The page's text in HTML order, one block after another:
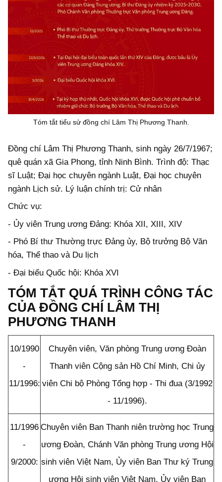
Tóm tắt tiểu sử đồng chí Lâm Thị Phương Thanh.
Đồng chí Lâm Thị Phương Thanh, sinh ngày 26/7/1967;
quê quán xã Gia Phong, tỉnh Ninh Bình. Trình độ: Thạc
sĩ Luật; Đại học chuyên ngành Luật, Đại học chuyên
ngành Lịch sử. Lý luận chính trị: Cử nhân
Chức vụ:
- Ủy viên Trung ương Đảng: Khóa XII, XIII, XIV
- Phó Bí thư Thường trực Đảng ủy, Bộ trưởng Bộ Văn
hóa, Thể thao và Du lịch
- Đại biểu Quốc hội: Khóa XVI
TÓM TẮT QUÁ TRÌNH CÔNG TÁC
CỦA ĐỒNG CHÍ LÂM THỊ
PHƯƠNG THANH
10/1990
-
11/1996:
Chuyên viên, Văn phòng Trung ương Đoàn
Thanh viên Cộng sản Hồ Chí Minh, Chi ủy
viên Chi bộ Phòng Tổng hợp - Thi đua (3/1992
- 11/1996).
11/1996
-
9/2000:
Chuyên viên Ban Thanh niên trường học Trung
ương Đoàn, Chánh Văn phòng Trung ương Hội
sinh viên Việt Nam, Ủy viên Ban Thư ký Trung
ương Hội sinh viên Việt Nam, Ủy viên Ban